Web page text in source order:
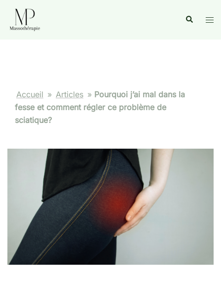
Accueil » Articles » Pourquoi j’ai mal dans la
fesse et comment régler ce problème de
sciatique?